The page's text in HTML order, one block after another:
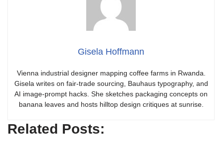
Gisela Hoffmann
Vienna industrial designer mapping coffee farms in Rwanda.
Gisela writes on fair-trade sourcing, Bauhaus typography, and
AI image-prompt hacks. She sketches packaging concepts on
banana leaves and hosts hilltop design critiques at sunrise.
Related Posts: